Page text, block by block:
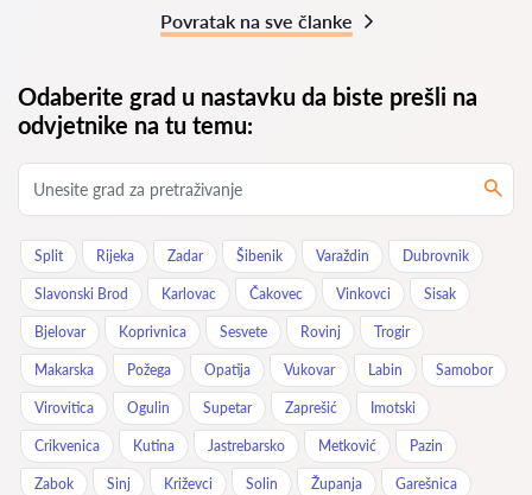
Povratak na sve članke
Odaberite grad u nastavku da biste prešli na
odvjetnike na tu temu:
Split Rijeka Zadar Šibenik Varaždin Dubrovnik
Slavonski Brod Karlovac Čakovec Vinkovci Sisak
Bjelovar Koprivnica Sesvete Rovinj Trogir
Makarska Požega Opatija Vukovar Labin Samobor
Virovitica Ogulin Supetar Zaprešić Imotski
Crikvenica Kutina Jastrebarsko Metković Pazin
Zabok Sinj Križevci Solin Županja Garešnica